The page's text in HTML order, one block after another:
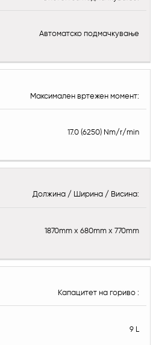
Автоматско подмачкување
Максимален вртежен момент:
17.0 (6250) Nm/r/min
Должина / Ширина / Висина:
1870mm x 680mm x 770mm
Капацитет на гориво :
9 L